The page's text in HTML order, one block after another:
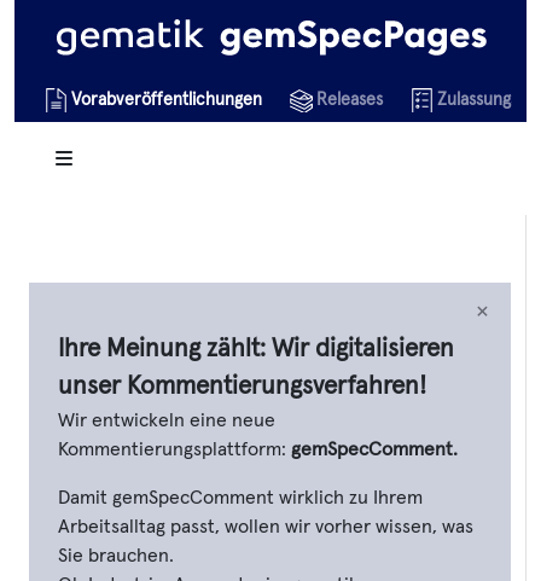
Vorabveröffentlichungen Releases
×
Ihre Meinung zählt: Wir digitalisieren
unser Kommentierungsverfahren!
Wir entwickeln eine neue
Kommentierungsplattform: gemSpecComment.
Damit gemSpecComment wirklich zu Ihrem
Arbeitsalltag passt, wollen wir vorher wissen, was
Sie brauchen.